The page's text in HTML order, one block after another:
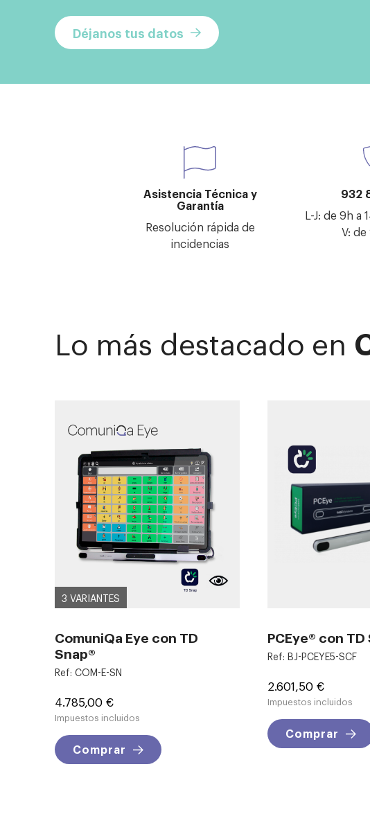
Déjanos tus datos
Asistencia Técnica y
Garantía
Resolución rápida de
incidencias
932
L-J: de 9h a
V: de
Lo más destacado en
3 VARIANTES
ComuniQa Eye con TD
Snap®
Ref: COM-E-SN
Precio
4.785,00 €
Impuestos incluidos
Comprar
PCEye® con TD
Ref: BJ-PCEYE5-SCF
Precio
2.601,50 €
Impuestos incluidos
Comprar